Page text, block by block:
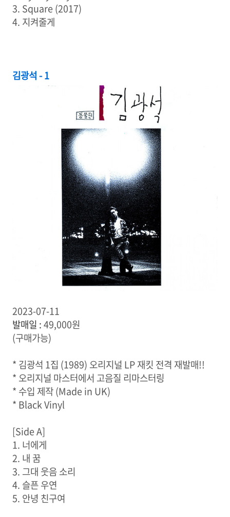
3. Square (2017)
4. 지켜줄게
김광석 - 1
2023-07-11
발매일 :49,000원
(구매가능)
* 김광석 1집 (1989) 오리지널 LP 재킷 전격 재발매!!
* 오리지널 마스터에서 고음질 리마스터링
* 수입 제작 (Made in UK)
* Black Vinyl
[Side A]
1. 너에게
2. 내 꿈
3. 그대 웃음 소리
4. 슬픈 우연
5. 안녕 친구여